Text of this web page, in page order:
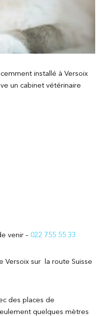
installé à Versoix
un cabinet vétérinaire
venir – 022 755 55 33
Versoix sur la route Suisse
des places de
quelques mètres